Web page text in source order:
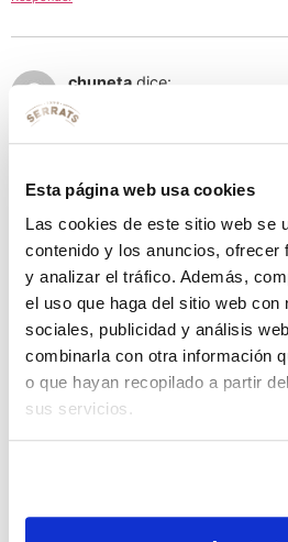
Esta página web usa cookies
Las cookies de este sitio web se
contenido y los anuncios, ofrecer
y analizar el tráfico. Además,
el uso que haga del sitio web
sociales, publicidad y análisis
combinarla con otra información
o que hayan recopilado a partir
sus servicios.
chuneta dice:
Qué rico!!! Y qué sano!
Responder
arbequina dice:
Menos mal que yo sí que tengo
pinta genial, en cuanto llegue a casa
siempre dejar echa la comida del día
precocinados, asi que me viene
pasta, ya te cuento que tal